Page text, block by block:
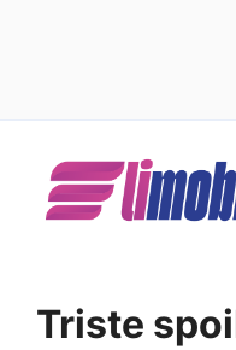
contenuto
Triste